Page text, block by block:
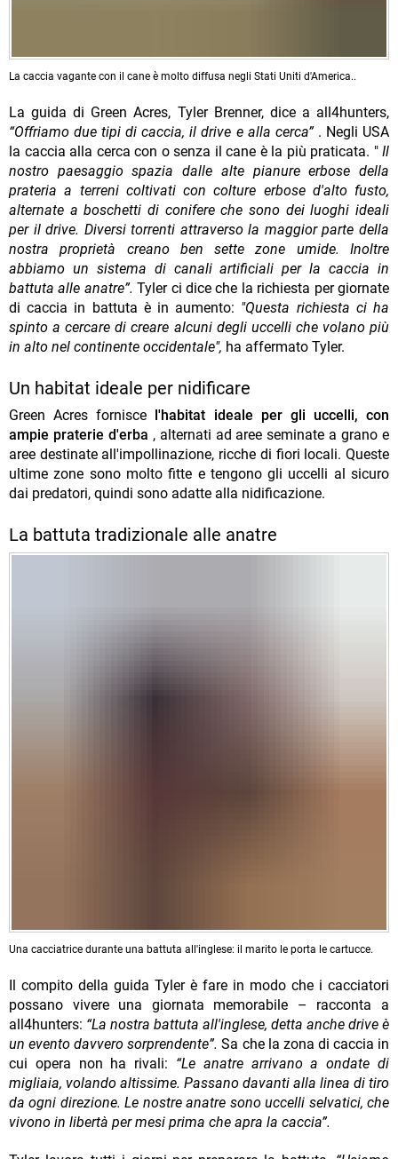
La caccia vagante con il cane è molto diffusa negli Stati Uniti d'America..
La guida di Green Acres, Tyler Brenner, dice a all4hunters,
“Offriamo due tipi di caccia, il drive e alla cerca”. Negli USA
la caccia alla cerca con o senza il cane è la più praticata. " Il
nostro paesaggio spazia dalle alte pianure erbose della
prateria a terreni coltivati ​​con colture erbose d'alto fusto,
alternate a boschetti di conifere che sono dei luoghi ideali
per il drive. Diversi torrenti attraverso la maggior parte della
nostra proprietà creano ben sette zone umide. Inoltre
abbiamo un sistema di canali artificiali per la caccia in
battuta alle anatre”.Tyler ci dice che la richiesta per giornate
di caccia in battuta è in aumento: "Questa richiesta ci ha
spinto a cercare di creare alcuni degli uccelli che volano più
in alto nel continente occidentale", ha affermato Tyler.
Un habitat ideale per nidificare
Green Acres fornisce l'habitat ideale per gli uccelli, con
ampie praterie d'erba , alternati ad aree seminate a grano e
aree destinate all'impollinazione, ricche di fiori locali. Queste
ultime zone sono molto fitte e tengono gli uccelli al sicuro
dai predatori, quindi sono adatte alla nidificazione.
La battuta tradizionale alle anatre
Una cacciatrice durante una battuta all'inglese: il marito le porta le cartucce.
Il compito della guida Tyler è fare in modo che i cacciatori
possano vivere una giornata memorabile – racconta a
all4hunters: “La nostra battuta all'inglese, detta anche drive è
un evento davvero sorprendente”. Sa che la zona di caccia in
cui opera non ha rivali: “Le anatre arrivano a ondate di
migliaia, volando altissime. Passano davanti alla linea di tiro
da ogni direzione. Le nostre anatre sono uccelli selvatici, che
vivono in libertà per mesi prima che apra la caccia”.